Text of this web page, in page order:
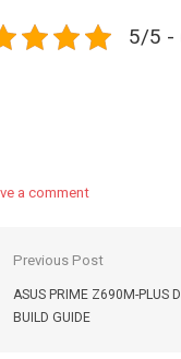
5/5 -
a comment
Previous Post
ASUS PRIME Z690M-PLUS
BUILD GUIDE